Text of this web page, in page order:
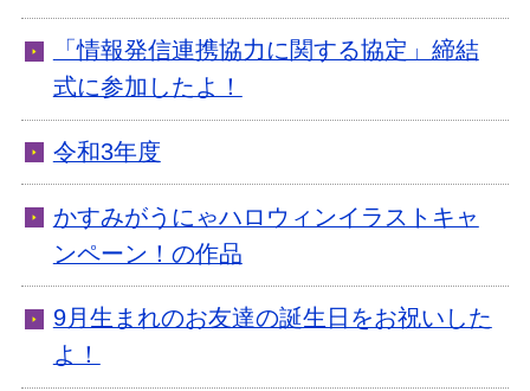
「情報発信連携協力に関する協定」締結
式に参加したよ！
令和3年度
かすみがうにゃハロウィンイラストキャ
ンペーン！の作品
9月生まれのお友達の誕生日をお祝いした
よ！